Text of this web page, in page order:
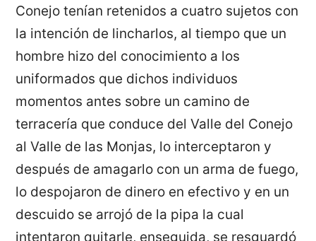
Conejo tenían retenidos a cuatro sujetos con
la intención de lincharlos, al tiempo que un
hombre hizo del conocimiento a los
uniformados que dichos individuos
momentos antes sobre un camino de
terracería que conduce del Valle del Conejo
al Valle de las Monjas, lo interceptaron y
después de amagarlo con un arma de fuego,
lo despojaron de dinero en efectivo y en un
descuido se arrojó de la pipa la cual
intentaron quitarle, enseguida, se resguardó